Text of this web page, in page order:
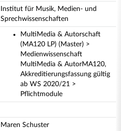
Institut für Musik, Medien- und
Sprechwissenschaften
MultiMedia & Autorschaft
(MA120 LP) (Master) >
Medienwissenschaft
MultiMedia & AutorMA120,
Akkreditierungsfassung gültig
ab WS 2020/21 >
Pflichtmodule
Maren Schuster